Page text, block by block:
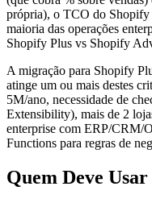
própria), o TCO do Shopify
maioria das operações
Shopify Plus vs Shopify
A migração para Shopify
atinge um ou mais destes
5M/ano, necessidade de
Extensibility), mais de 2
enterprise com ERP/CRM/
Functions para regras de
Quem Deve